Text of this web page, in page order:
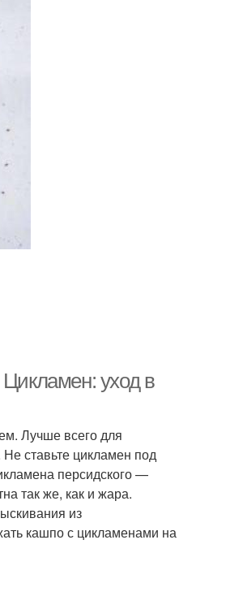
уход в
Лучше всего для
ставьте цикламен под
персидского —
так же, как и жара.
из
кашпо с цикламенами на